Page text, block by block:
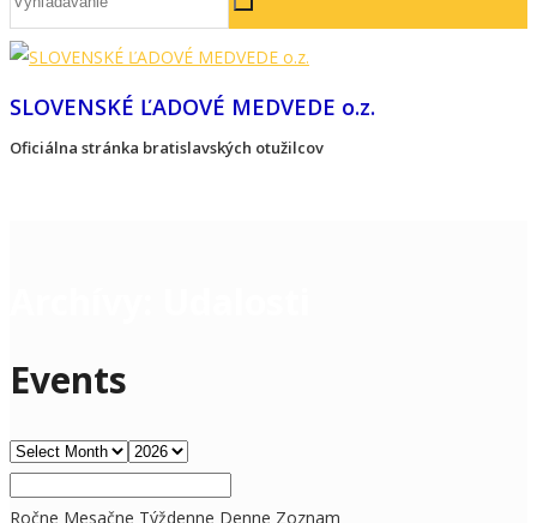
SLOVENSKÉ ĽADOVÉ MEDVEDE o.z.
Oficiálna stránka bratislavských otužilcov
Events
Ročne Mesačne Týždenne Denne Zoznam